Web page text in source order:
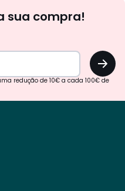
sua compra!
OK
redução de 10€ a cada 100€ de